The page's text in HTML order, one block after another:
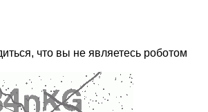
что вы не являетесь роботом